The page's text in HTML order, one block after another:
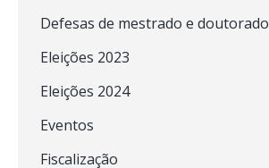
Defesas de mestrado e doutorado
Eleições 2023
Eleições 2024
Eventos
Fiscalização